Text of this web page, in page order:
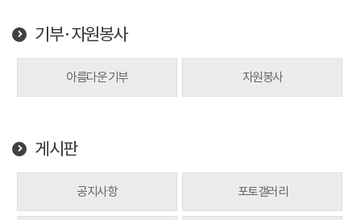
기부·자원봉사
아름다운 기부 자원봉사
게시판
공지사항 포토갤러리